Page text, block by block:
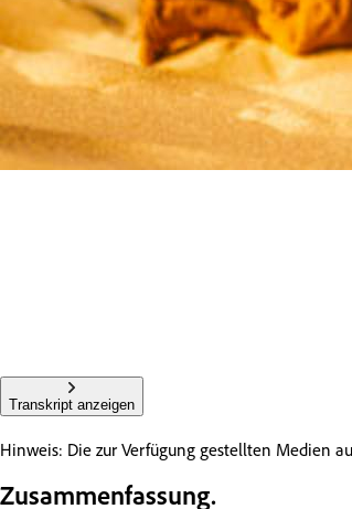
Transkript anzeigen
Hinweis: Die zur Verfügung gestellten Medien
Zusammenfassung.